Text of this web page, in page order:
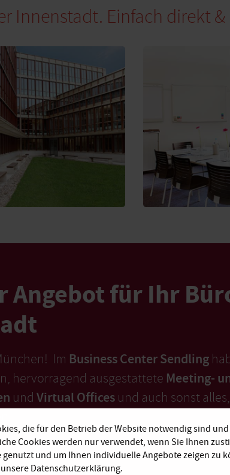
Innenstadt. Einfach direkt
Angebot für Ihr
Im Business Center Sendling
hervorragend ausgestattete Meeting-
und Virtual Offices und auch sonst
Einfach direkt &
die für den Betrieb der Website notwendig sind
Cookies werden nur verwendet, wenn Sie Ihnen
genutzt und um Ihnen individuelle Angebote zeigen zu
Datenschutzerklärung.